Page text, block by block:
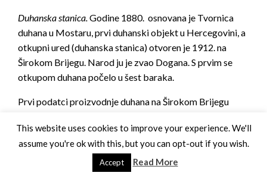
Duhanska stanica.Godine 1880. osnovana je Tvornica
duhana u Mostaru, prvi duhanski objekt u Hercegovini, a
otkupni ured (duhanska stanica) otvoren je 1912. na
Širokom Brijegu. Narod ju je zvao Dogana. S prvim se
otkupom duhana počelo u šest baraka.
Prvi podatci proizvodnje duhana na Širokom Brijegu
302 000 strukova duhana na površini 407,5 hektara. Od
sađenih strukova proizvedeno je 481,46 tona duhana.
Usporedno s povećanjem sadnje, koja se trajno
This website uses cookies to improve your experience. We'll
assume you're ok with this, but you can opt-out if you wish.
Accept Read More